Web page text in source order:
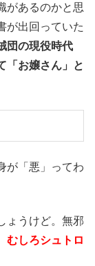
があるのかと思
が出回っていた
団の現役時代
「お嬢さん」と
が「悪」ってわ
ょうけど。無邪
むしろシュトロ